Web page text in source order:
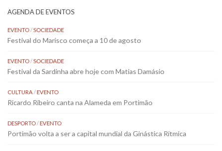
AGENDA DE EVENTOS
EVENTO/SOCIEDADE
Festival do Marisco começa a 10 de agosto
EVENTO/SOCIEDADE
Festival da Sardinha abre hoje com Matias Damásio
CULTURA/EVENTO
Ricardo Ribeiro canta na Alameda em Portimão
DESPORTO/EVENTO
Portimão volta a ser a capital mundial da Ginástica Rítmica